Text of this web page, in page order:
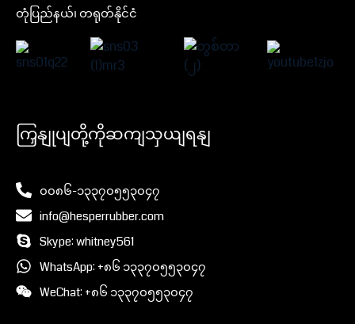
တုံပြည်နယ်၊ တရုတ်နိုင်ငံ
ကြှနျုပျတို့ကိုဆကျသှယျရနျ
၀၀၈၆-၁၃၃၇၀၅၅၃၀၄၇
info@hesperrubber.com
Skype: whitney561
WhatsApp: +၈၆ ၁၃၃၇၀၅၅၃၀၄၇
WeChat: +၈၆ ၁၃၃၇၀၅၅၃၀၄၇